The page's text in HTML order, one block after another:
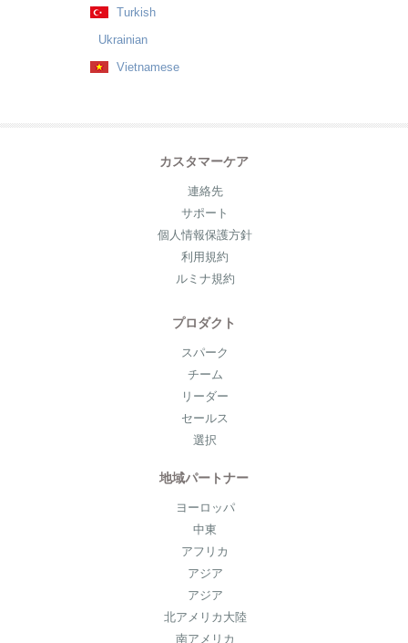
Turkish
Ukrainian
Vietnamese
カスタマーケア
連絡先
サポート
個人情報保護方針
利用規約
ルミナ規約
プロダクト
スパーク
チーム
リーダー
セールス
選択
地域パートナー
ヨーロッパ
中東
アフリカ
アジア
アジア
北アメリカ大陸
南アメリカ